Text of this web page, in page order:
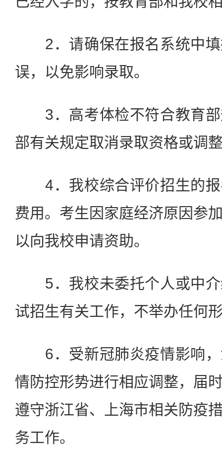
2．请确保在报名系统中填
误，以免影响录取。
3．高考体检不符合教育部
部有关规定取消录取资格或调
4．我校综合评价招生的报
费用。考生因家庭经济原因参
以向我校申请资助。
5．我校未委托个人或中介
试招生有关工作，不举办任何
6．受新冠肺炎疫情影响，
情防控形势进行相应调整，届
遵守浙江省、上海市相关防疫
务工作。